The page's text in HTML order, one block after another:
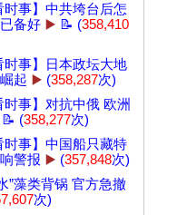
时事】中共垮台后怎
备好 ▶️ 📝 (358,410
时事】日本政坛大地
起 ▶️ (358,287次)
时事】对抗中俄 欧洲
📝 (358,277次)
时事】中国船只藏特
警报 ▶️ (357,848次)
”藻类背锅 官方急撤
次)